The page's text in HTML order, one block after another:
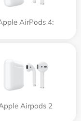
AirPods 4:
Airpods 2